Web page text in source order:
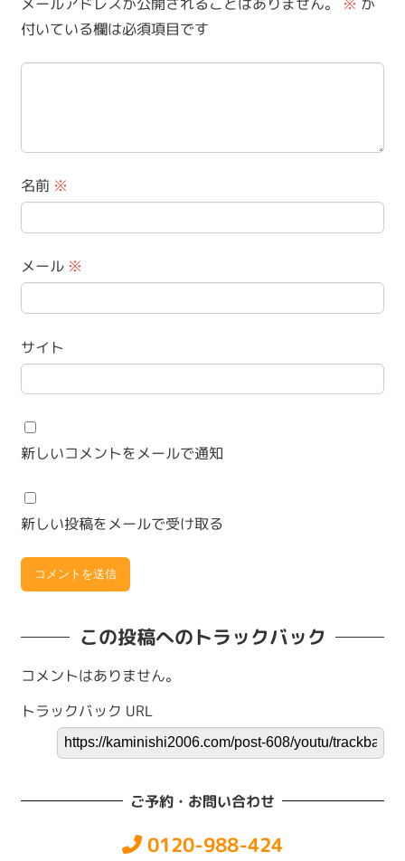
付いている欄は必須項目です
名前 ※
メール ※
サイト
新しいコメントをメールで通知
新しい投稿をメールで受け取る
この投稿へのトラックバック
コメントはありません。
トラックバック URL
ご予約・お問い合わせ
0120-988-424